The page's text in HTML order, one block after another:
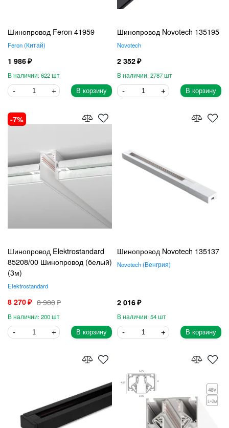
Шинопровод Feron 41959
Feron Китай
1 986
622
В корзину
Шинопровод Novotech 135195
Novotech
2 352
2787
В корзину
Шинопровод Elektrostandard
85208/00 Шинопровод (белый)
(3м)
Elektrostandard
8 270 8 900
200
В корзину
7
Шинопровод Novotech 135137
Novotech Венгрия
2 016
54
В корзину